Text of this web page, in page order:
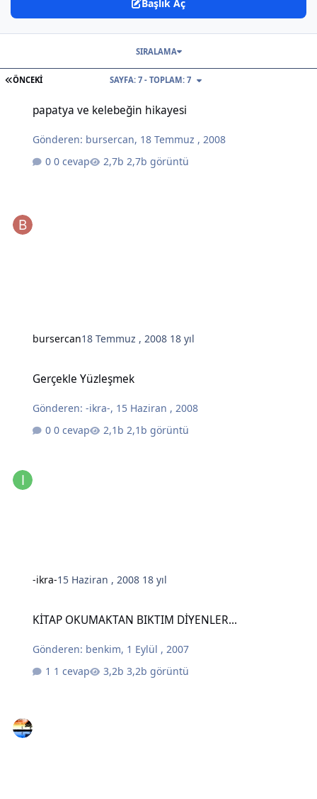
Başlık Aç
İLK SAYFA
ÖNCEKI SAYFA: 7 - TOPLAM: 7
SIRALAMA
papatya ve kelebeğin hikayesi
Gönderen: bursercan, 18 Temmuz , 2008
0 cevap
2,7b görüntü
bursercan18 Temmuz , 2008 18 yıl
Gerçekle Yüzleşmek
Gönderen:-ikra-, 15 Haziran , 2008
0 cevap
2,1b görüntü
-ikra-15 Haziran , 2008 18 yıl
KİTAP OKUMAKTAN BIKTIM DİYENLER...
Gönderen: benkim, 1 Eylül , 2007
1 cevap
3,2b görüntü